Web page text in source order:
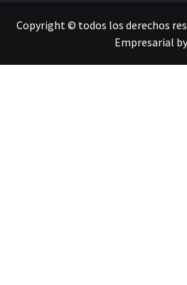
Copyright © todos los derechos
Empresarial